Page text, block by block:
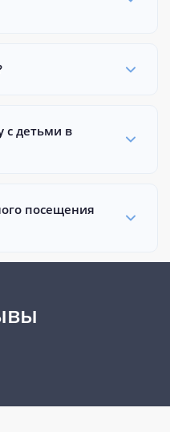
с детьми в
посещения